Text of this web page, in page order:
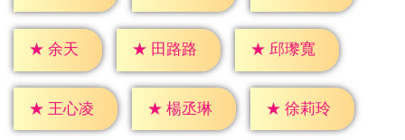
★ 余天 ★ 田路路 ★ 邱瓈寬
★ 王心凌 ★ 楊丞琳 ★ 徐莉玲